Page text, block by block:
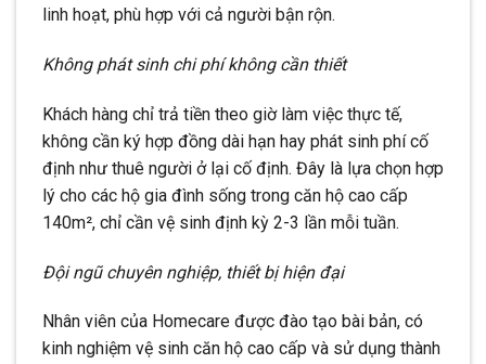
linh hoạt, phù hợp với cả người bận rộn.
Không phát sinh chi phí không cần thiết
Khách hàng chỉ trả tiền theo giờ làm việc thực tế,
không cần ký hợp đồng dài hạn hay phát sinh phí cố
định như thuê người ở lại cố định. Đây là lựa chọn hợp
lý cho các hộ gia đình sống trong căn hộ cao cấp
140m², chỉ cần vệ sinh định kỳ 2-3 lần mỗi tuần.
Đội ngũ chuyên nghiệp, thiết bị hiện đại
Nhân viên của Homecare được đào tạo bài bản, có
kinh nghiệm vệ sinh căn hộ cao cấp và sử dụng thành